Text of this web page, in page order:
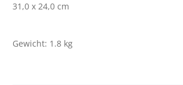
31,0 x 24,0 cm
Gewicht: 1.8 kg